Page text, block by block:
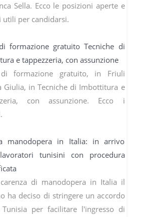
Sella. Ecco le posizioni aperte e
utili per candidarsi.
formazione gratuito Tecniche di
e tappezzeria, con assunzione
di formazione gratuito, in Friuli
Giulia, in Tecniche di Imbottitura e
con assunzione. Ecco i
manodopera in Italia: in arrivo
tunisini con procedura
di manodopera in Italia il
ha deciso di stringere un accordo
per facilitare l'ingresso di